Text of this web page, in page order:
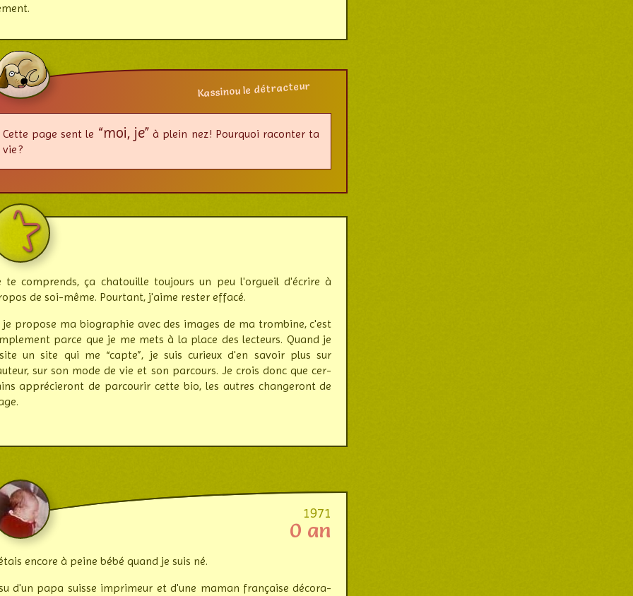
Kassinou le détracteur
Cette page sent le “moi, je” à plein nez ! Pourquoi raconter ta
vie ?
te comprends, ça chatouille toujours un peu l'orgueil d'écrire à
de soi-même. Pourtant, j'aime rester effacé.
je propose ma biographie avec des images de ma trom­bine, c'est
parce que je me mets à la place des lecteurs. Quand je
un site qui me “capte”, je suis curieux d'en savoir plus sur
sur son mode de vie et son par­cours. Je crois donc que cer­
appré­cieront de par­courir cette bio, les autres chan­geront de
1971
0 an
encore à peine bébé quand je suis né.
d'un papa suisse imprimeur et d'une maman fran­çaise déco­ra­